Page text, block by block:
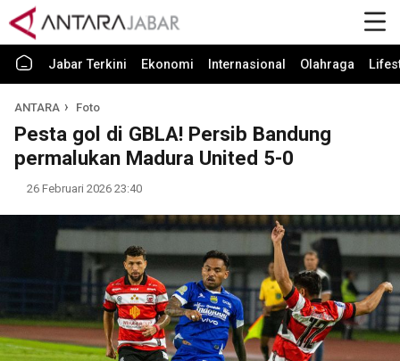
Jabar Terkini Ekonomi Internasional Olahraga
ANTARA Foto
Pesta gol di GBLA! Persib Bandung
permalukan Madura United 5-0
26 Februari 2026 23:40